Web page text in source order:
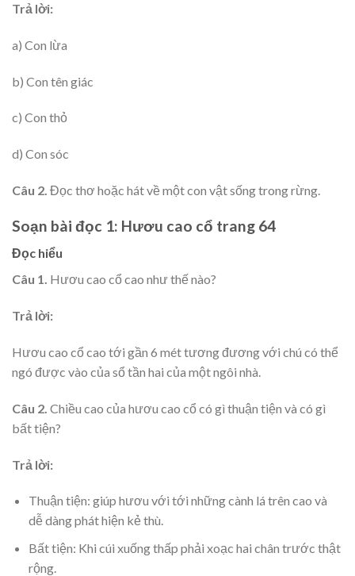
Trả lời:
a) Con lừa
b) Con tên giác
c) Con thỏ
d) Con sóc
Câu 2. Đọc thơ hoặc hát về một con vật sống trong rừng.
Soạn bài đọc 1: Hươu cao cổ trang 64
Đọc hiểu
Câu 1. Hươu cao cổ cao như thế nào?
Trả lời:
Hươu cao cổ cao tới gần 6 mét tương đương với chú có thể
ngó được vào của sổ tần hai của một ngôi nhà.
Câu 2. Chiều cao của hươu cao cổ có gì thuận tiện và có gì
bất tiện?
Trả lời:
Thuận tiện: giúp hươu với tới những cành lá trên cao và
dễ dàng phát hiện kẻ thù.
Bất tiện: Khi cúi xuống thấp phải xoạc hai chân trước thật
rộng.